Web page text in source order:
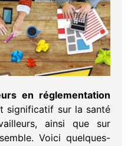
en réglementation
significatif sur la santé
ainsi que sur
Voici quelques-